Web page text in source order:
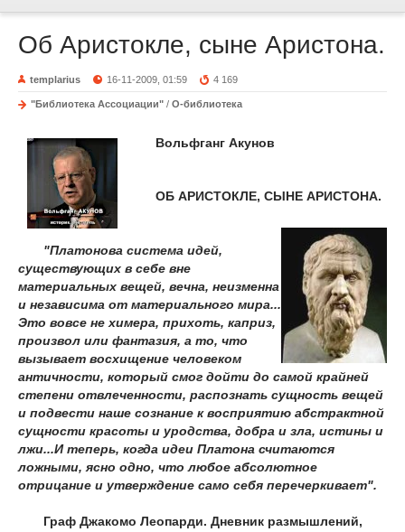
Об Аристокле, сыне Аристона.
templarius 16-11-2009, 01:59 4 169
"Библиотека Ассоциации" / О-библиотека
Вольфганг Акунов
ОБ АРИСТОКЛЕ, СЫНЕ АРИСТОНА.
"Платонова система идей,
существующих в себе вне
материальных вещей, вечна, неизменна
и независима от материального мира...
Это вовсе не химера, прихоть, каприз,
произвол или фантазия, а то, что
вызывает восхищение человеком
античности, который смог дойти до самой крайней
степени отвлеченности, распознать сущность вещей
и подвести наше сознание к восприятию абстрактной
сущности красоты и уродства, добра и зла, истины и
лжи...И теперь, когда идеи Платона считаются
ложными, ясно одно, что любое абсолютное
отрицание и утверждение само себя перечеркивает".
Граф Джакомо Леопарди. Дневник размышлений,